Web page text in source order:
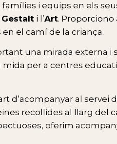
i equips en els
Gestalt i l’Art.
el camí de la criança.
una mirada externa i
per a centres
d’acompanyar al servei
recollides al llarg del
oferim